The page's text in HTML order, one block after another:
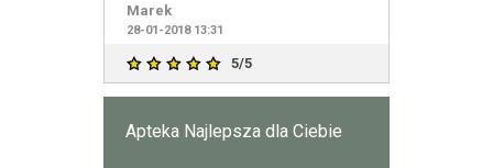
Marek
28-01-2018 13:31
5/5
Apteka Najlepsza dla Ciebie